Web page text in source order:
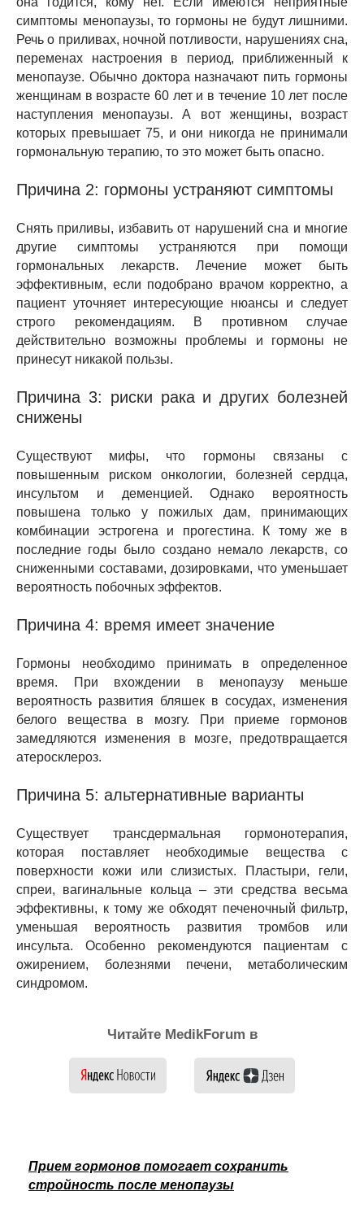
симптомы менопаузы, то гормоны не будут лишними.
Речь о приливах, ночной потливости, нарушениях сна,
переменах настроения в период, приближенный к
менопаузе. Обычно доктора назначают пить гормоны
женщинам в возрасте 60 лет и в течение 10 лет после
наступления менопаузы. А вот женщины, возраст
которых превышает 75, и они никогда не принимали
гормональную терапию, то это может быть опасно.
Причина 2: гормоны устраняют симптомы
Снять приливы, избавить от нарушений сна и многие
другие симптомы устраняются при помощи
гормональных лекарств. Лечение может быть
эффективным, если подобрано врачом корректно, а
пациент уточняет интересующие нюансы и следует
строго рекомендациям. В противном случае
действительно возможны проблемы и гормоны не
принесут никакой пользы.
Причина 3: риски рака и других болезней
снижены
Существуют мифы, что гормоны связаны с
повышенным риском онкологии, болезней сердца,
инсультом и деменцией. Однако вероятность
повышена только у пожилых дам, принимающих
комбинации эстрогена и прогестина. К тому же в
последние годы было создано немало лекарств, со
сниженными составами, дозировками, что уменьшает
вероятность побочных эффектов.
Причина 4: время имеет значение
Гормоны необходимо принимать в определенное
время. При вхождении в менопаузу меньше
вероятность развития бляшек в сосудах, изменения
белого вещества в мозгу. При приеме гормонов
замедляются изменения в мозге, предотвращается
атеросклероз.
Причина 5: альтернативные варианты
Существует трансдермальная гормонотерапия,
которая поставляет необходимые вещества с
поверхности кожи или слизистых. Пластыри, гели,
спреи, вагинальные кольца – эти средства весьма
эффективны, к тому же обходят печеночный фильтр,
уменьшая вероятность развития тромбов или
инсульта. Особенно рекомендуются пациентам с
ожирением, болезнями печени, метаболическим
синдромом.
Читайте MedikForum в
Прием гормонов помогает сохранить
стройность после менопаузы